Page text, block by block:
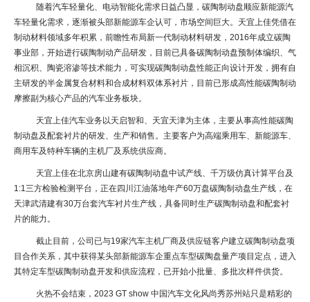
随着汽车轻量化、电动智能化需求日益凸显，碳陶制动盘顺应新能源汽
车轻量化需求，逐渐被头部新能源车企认可，市场空间巨大。天宜上佳凭借在
制动材料领域多年积累，前瞻性布局新一代制动材料研发，2016年成立碳陶
事业部，开始进行碳陶制动产品研发，目前已具备碳陶制动盘预制体编织、气
相沉积、陶瓷溶渗等技术能力，可实现碳陶制动盘性能正向设计开发，拥有自
主研发的半金属复合材料和合成材料双体系衬片，目前已形成高性能碳陶制动
摩擦副为核心产品的汽车业务板块。
天宜上佳汽车业务以天启智和、天宜天津为主体，主要从事高性能碳陶
制动盘及配套衬片的研发、生产和销售。主要客户为高端乘用车、新能源车、
商用车及特种车辆的主机厂及系统供应商。
天宜上佳在北京房山建有碳陶制动盘中试产线、千万级仿真计算平台及
1:1三方检验检测平台，正在四川江油落地年产60万盘碳陶制动盘生产线，在
天津武清建有30万台套汽车衬片生产线，具备同时生产碳陶制动盘和配套衬
片的能力。
截止目前，公司已与19家汽车主机厂商及供应链客户建立碳陶制动盘项
目合作关系，其中获得某头部新能源车企重点车型碳陶盘量产项目定点，进入
其特定车型碳陶制动盘开发和供应流程，已开始小批量、多批次样件供货。
火热不会结束，2023 GT show 中国汽车文化风尚秀苏州站只是精彩的